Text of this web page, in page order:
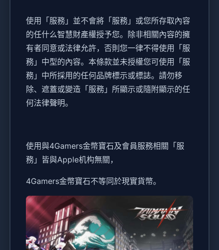
使用「服務」並不會將「服務」或您所存取內容
的任什么智慧財產權授予您。除非相關內容的擁
有者同意或法律允許，否則您一律不得使用「服
務」中型的內容。本條款並未授權您可使用「服
務」中所採用的任何品牌標示或標誌。請勿移
除、遮蓋或變造「服務」所顯示或隨附顯示的任
何法律聲明。
使用與4Gamers金幣寶石及會員服務相關「服
務」皆與Apple机构無關，
4Gamers金幣寶石不等同於現實貨幣。